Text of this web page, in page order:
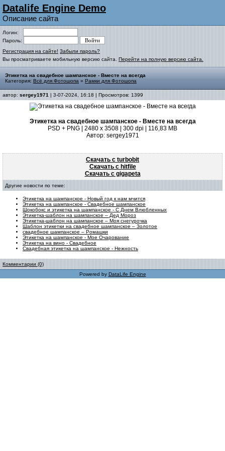
Datalife Engine Demo
Описание сайта
Логин:
Пароль:
Регистрация на сайте! Забыли пароль?
Вы просматриваете мобильную версию сайта. Перейти на полную версию сайта.
Этикетка на свадебное шампанское - Вместе на всегда
Категория: Всё для Фотошопа » Рамки для Фотошопа
автор: sergey1971 | 3-07-2024, 16:18 | Просмотров: 1399
Этикетка на свадебное шампанское - Вместе на всегда
PSD + PNG | 2480 x 3508 | 300 dpi | 116,83 MB
Автор: sergey1971
Скачать с turbobit
Скачать с hitfile
Скачать с gigapeta
Другие новости по теме:
Этикетка на шампанское - Новый год к нам мчится
Этикетка на шампанское - Свадебное шампанское
Шокобокс и этикетка на шампанское - С Днем Влюбленных
Этикетка-шаблон на шампанское – Дед Мороз
Этикетка-шаблон на шампанское – Моя снегурочка
Шаблон этикетки на свадебное шампанское – Золотое
свадебное шампанское – Ромашки
Этикетка на шампанское - Мое Очарование
Этикетка на вино - Свадебное
Свадебная этикетка на шампанское - Нежность
Комментарии (0)
Powered by DataLife Engine